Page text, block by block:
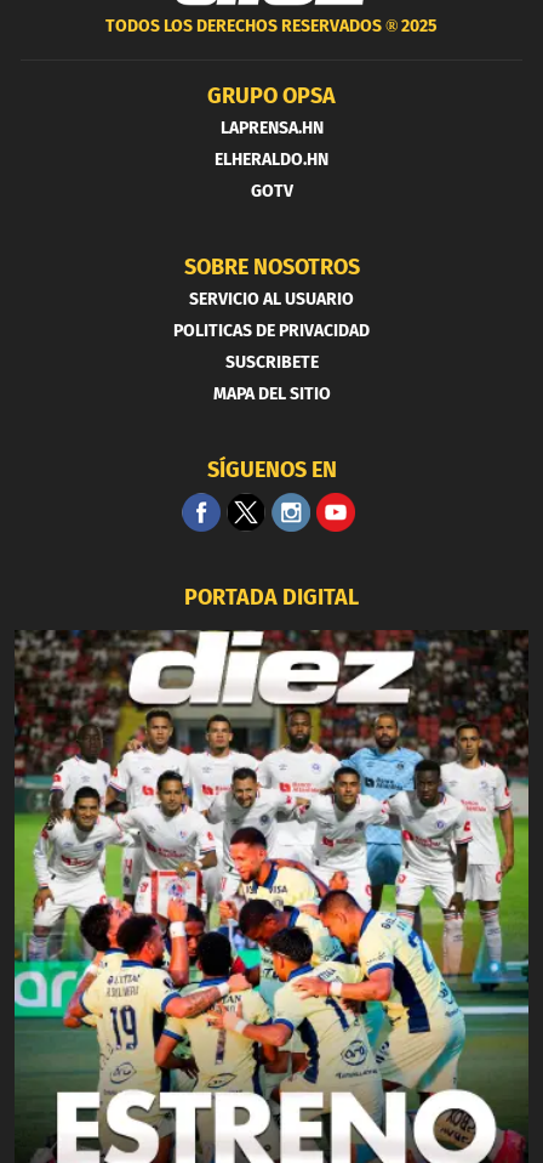
TODOS LOS DERECHOS RESERVADOS ®2025
GRUPO OPSA
LAPRENSA.HN
ELHERALDO.HN
GOTV
SOBRE NOSOTROS
SERVICIO AL USUARIO
POLITICAS DE PRIVACIDAD
SUSCRIBETE
MAPA DEL SITIO
SÍGUENOS EN
PORTADA DIGITAL